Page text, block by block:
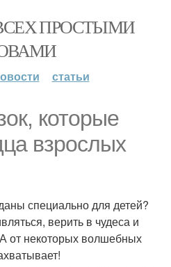
ПРОСТЫМИ
статьи
которые
взрослых
специально для детей?
верить в чудеса и
от некоторых волшебных